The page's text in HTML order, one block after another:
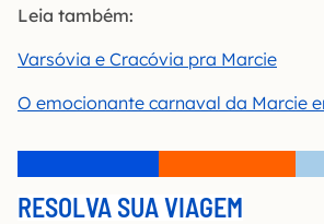
Leia também:
Varsóvia e Cracóvia pra Marcie
O emocionante carnaval da Marcie
RESOLVA SUA VIAGEM